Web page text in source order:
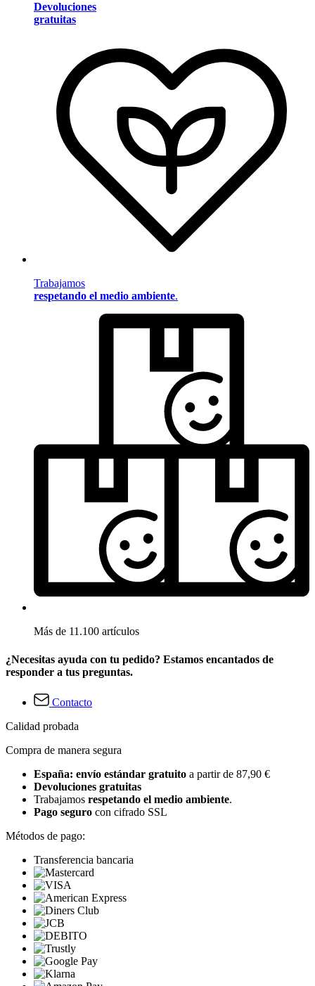
Devoluciones
gratuitas
Trabajamos
respetando el medio ambiente.
Más de 11.100 artículos
¿Necesitas ayuda con tu pedido? Estamos encantados de
responder a tus preguntas.
Contacto
Calidad probada
Compra de manera segura
España: envío estándar gratuito a partir de 87,90 €
Devoluciones gratuitas
Trabajamos respetando el medio ambiente.
Pago seguro con cifrado SSL
Métodos de pago:
Transferencia bancaria